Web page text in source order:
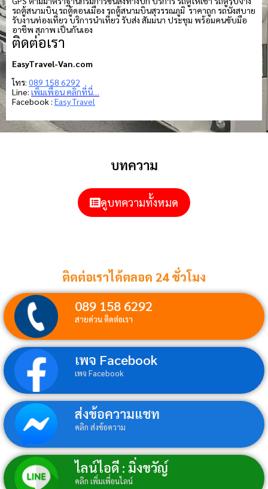
รถตู้สนามบิน รถตู้ดอนเมือง รถตู้สนามบินสุวรรณภูมิ ราคาถูก รถนั่งสบาย
รับงานท่องเที่ยว บริการนำเที่ยว รับส่ง สัมมนา ประชุม พร้อมคนขับมือ
อาชีพ สุภาพ เป็นกันเอง
ติดต่อเรา
EasyTravel-Van.com
โทร: 089 158 6292
Line: เพิ่มเพื่อน คลิกที่นี่…
Facebook : Easy Travel
บทความ
ดูบทความทั้งหมด
ติดต่อเราได้ตลอด 24 ชั่วโมง
089 158 6292
สายด่วน ติดต่อเรา
เพจ Facebook
เพจ Facebook
ส่งข้อความแชท
คลิก ส่งข้อความ
ไลน์ไอดี : มิ่งขวัญ์
คลิก เพิ่มเพื่อนไลน์